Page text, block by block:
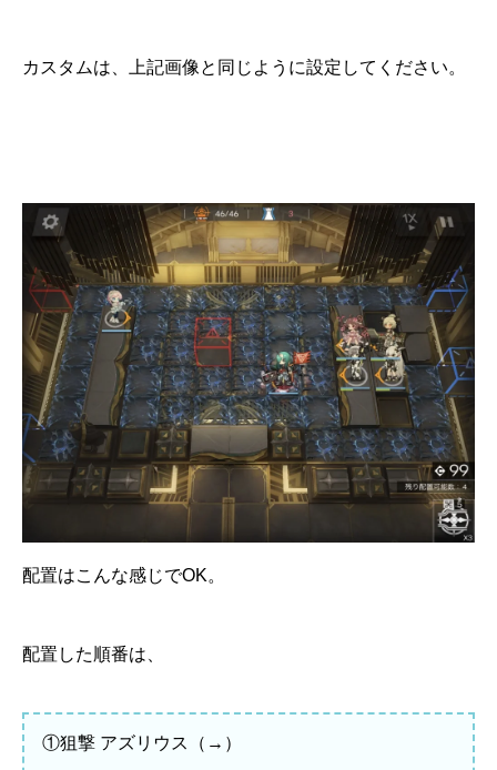
カスタムは、上記画像と同じように設定してください。
配置はこんな感じでOK。
配置した順番は、
①狙撃 アズリウス（→）